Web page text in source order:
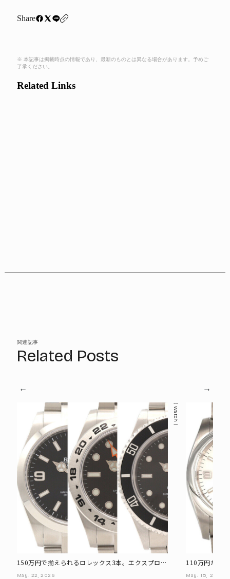
Share
※ 本記事は掲載時点の情報であり、最新のものとは異なる場合があります。予めご
了承ください。
Related Links
関連記事
Related Posts
Watch
150万円で揃えられるロレックス3本。エクスプロー
ラーI、エクスプローラーII、サブマリーナーデイト
May. 22, 2026
110万円から
ペチュアル、
May. 15, 2026